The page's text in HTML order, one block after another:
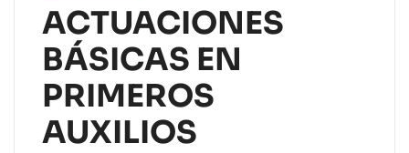
ACTUACIONES
BÁSICAS EN
PRIMEROS
AUXILIOS